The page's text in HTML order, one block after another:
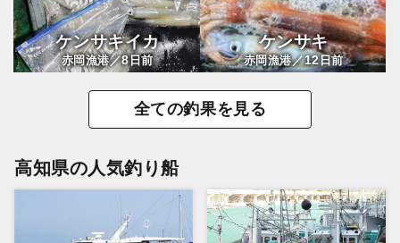
ケンサキイカ
赤岡漁港／8日前
ケンサキ
赤岡漁港／12日前
全ての釣果を見る
高知県の人気釣り船